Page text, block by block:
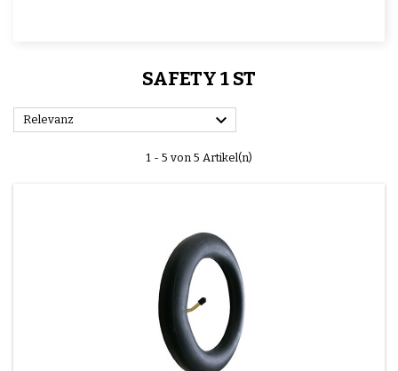
SAFETY 1 ST
Relevanz 
1 - 5 von 5 Artikel(n)